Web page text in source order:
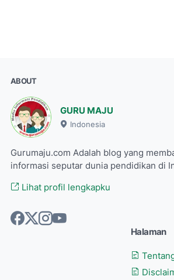
ABOUT
GURU MAJU
Indonesia
Gurumaju.com Adalah blog yang
informasi seputar dunia pendidikan di
Lihat profil lengkapku
Halaman